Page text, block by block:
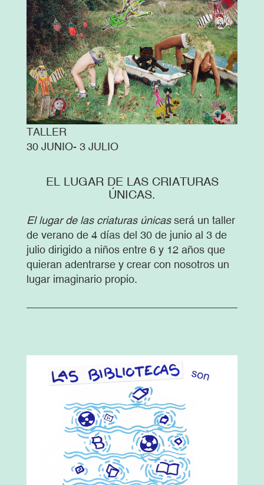
TALLER
30 JUNIO- 3 JULIO
EL LUGAR DE LAS CRIATURAS
ÚNICAS.
El lugar de las criaturas únicasserá un taller
de verano de 4 días del 30 de junio al 3 de
julio dirigido a niños entre 6 y 12 años que
quieran adentrarse y crear con nosotros un
lugar imaginario propio.